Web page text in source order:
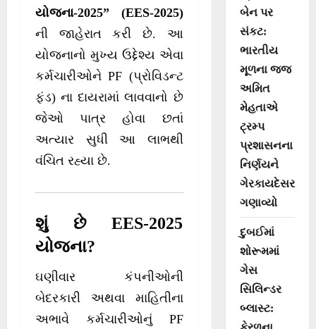
યોજના-2025” (EES-2025)
ની જાહેરાત કરી છે. આ
યોજનાનો મુખ્ય ઉદ્દેશ્ય એવા
કર્મચારીઓને PF (પ્રોવિડન્ટ
ફંડ) ના દાયરામાં લાવવાનો છે
જેઓ પાત્ર હોવા છતાં
અત્યાર સુધી આ લાભથી
વંચિત રહ્યા છે.
શું છે EES-2025
યોજના?
ઘણીવાર કંપનીઓની
બેદરકારી અથવા માહિતીના
અભાવે કર્મચારીઓનું PF
બેન પર
સંકટ:
ભારતીય
મૂળના જજ
અમિત
મેહતાએ
ટ્રમ્પ
પ્રશાસનના
નિર્ણયને
ગેરકાયદેસર
ગણાવ્યો
દુબઈમાં
શોરૂમમાં
ગેસ
સિલિન્ડર
બ્લાસ્ટ: